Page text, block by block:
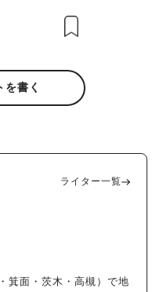
を書く
ライター一覧
箕面・茨木・高槻）で地